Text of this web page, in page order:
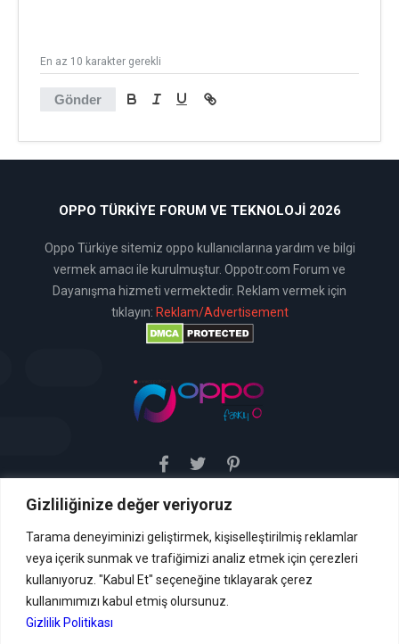
Gizliliğinize değer veriyoruz
Tarama deneyiminizi geliştirmek, kişiselleştirilmiş reklamlar
veya içerik sunmak ve trafiğimizi analiz etmek için çerezleri
kullanıyoruz. "Kabul Et" seçeneğine tıklayarak çerez
kullanımımızı kabul etmiş olursunuz.
Gizlilik Politikası
Gönder
En az 10 karakter gerekli
OPPO TÜRKIYE FORUM VE TEKNOLOJI 2026
Oppo Türkiye sitemiz oppo kullanıcılarına yardım ve bilgi
vermek amacı ile kurulmuştur. Oppotr.com Forum ve
Dayanışma hizmeti vermektedir. Reklam vermek için
tıklayın: Reklam/Advertisement
Sitemiz uyar / kaldır prensibini benimsemiştir. Sitemiz,
hizmetini vermektedir. Bu yasaya göre, Site yönetimi
hukuka aykırı içerikleri kontrol etme yükümlülüğü yoktur. Bu
nedenle, web sitemiz uyar / kaldır prensibini
benimsemiştir ve kullanmaktadır. (
İletişim
Formu Veya ( info[AT]caglaryildiz[DOT]net )